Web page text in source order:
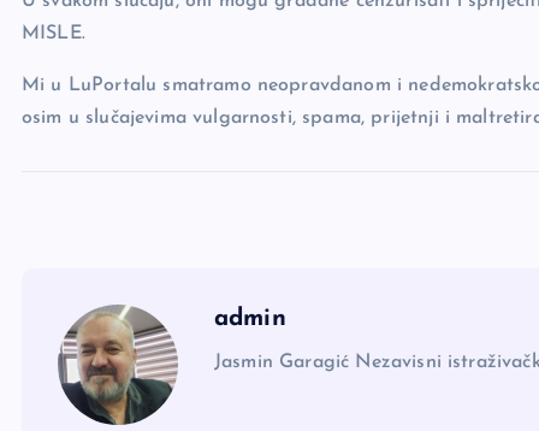
MISLE.
Mi u LuPortalu smatramo neopravdanom i
osim u slučajevima vulgarnosti, spama, prijetnji i
admin
Jasmin Garagić Nezavisni